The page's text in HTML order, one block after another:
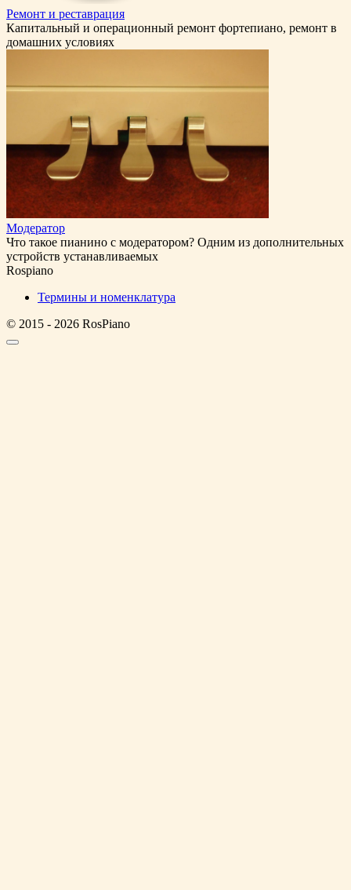
Ремонт и реставрация
Капитальный и операционный ремонт фортепиано, ремонт в
домашних условиях
Модератор
Что такое пианино с модератором? Одним из дополнительных
устройств устанавливаемых
Rospiano
Термины и номенклатура
© 2015 - 2026 RosPiano